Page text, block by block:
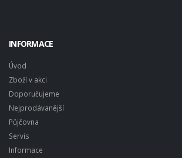
INFORMACE
Úvod
Zboží v akci
Doporučujeme
Nejprodávanější
Půjčovna
Servis
Informace